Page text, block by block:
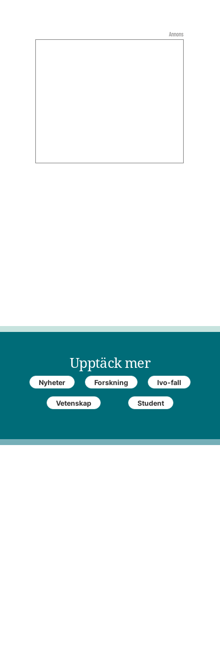
Upptäck mer
Nyheter Forskning Ivo-fall
Vetenskap Student
Annons